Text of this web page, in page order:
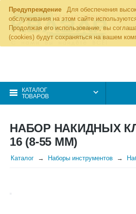
Предупреждение
Для обеспечения
обслуживания на этом сайте
Продолжая его использование, вы
(cookies) будут сохраняться на вашем
КАТАЛОГ
ТОВАРОВ
НАБОР НАКИДНЫХ
16 (8-55 ММ)
Каталог Наборы инструментов